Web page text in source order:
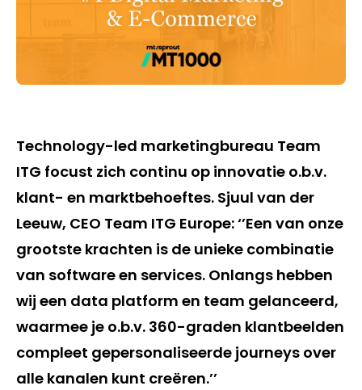
Technology-led marketingbureau Team
ITG focust zich continu op innovatie o.b.v.
klant- en marktbehoeftes. Sjuul van der
Leeuw, CEO Team ITG Europe: ‘’Een van onze
grootste krachten is de unieke combinatie
van software en services. Onlangs hebben
wij een data platform en team gelanceerd,
waarmee je o.b.v. 360-graden klantbeelden
compleet gepersonaliseerde journeys over
alle kanalen kunt creëren.’’